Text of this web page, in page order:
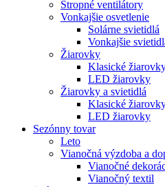
Stropné ventilátory
Vonkajšie osvetlenie
Solárne svietidlá
Vonkajšie
Žiarovky
Klasické
LED žiarovky
Žiarovky a svietidlá
Klasické
LED žiarovky
Sezónny tovar
Leto
Vianočná výzdoba a
Vianočné
Vianočný textil